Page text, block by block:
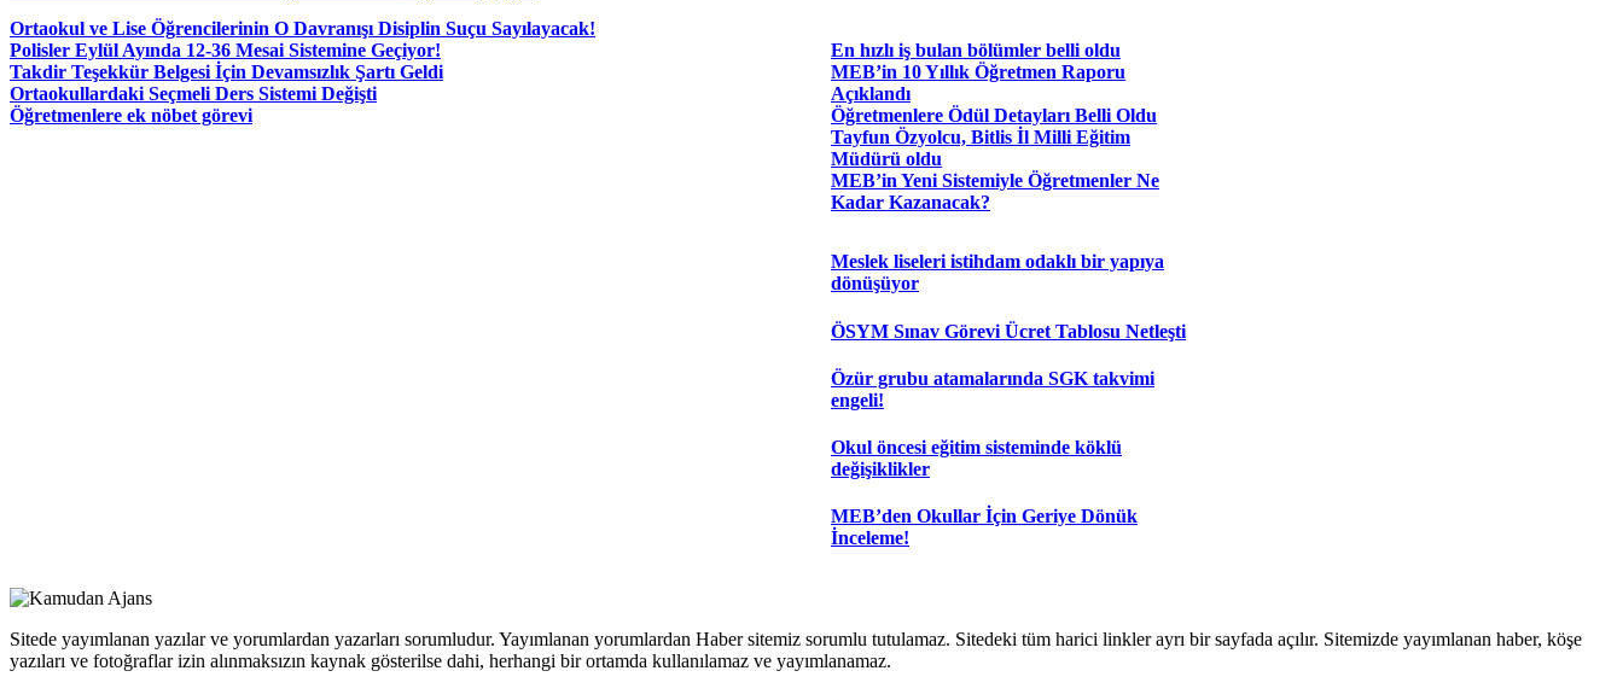
Ortaokul ve Lise Öğrencilerinin O Davranışı Disiplin Suçu Sayılayacak!
Polisler Eylül Ayında 12-36 Mesai Sistemine Geçiyor!
Takdir Teşekkür Belgesi İçin Devamsızlık Şartı Geldi
Ortaokullardaki Seçmeli Ders Sistemi Değişti
Öğretmenlere ek nöbet görevi
En hızlı iş bulan bölümler belli oldu
MEB’in 10 Yıllık Öğretmen Raporu
Açıklandı
Öğretmenlere Ödül Detayları Belli Oldu
Tayfun Özyolcu, Bitlis İl Milli Eğitim
Müdürü oldu
MEB’in Yeni Sistemiyle Öğretmenler Ne
Kadar Kazanacak?
Meslek liseleri istihdam odaklı bir yapıya
dönüşüyor
ÖSYM Sınav Görevi Ücret Tablosu Netleşti
Özür grubu atamalarında SGK takvimi
engeli!
Okul öncesi eğitim sisteminde köklü
değişiklikler
MEB’den Okullar İçin Geriye Dönük
İnceleme!
Sitede yayımlanan yazılar ve yorumlardan yazarları sorumludur. Yayımlanan yorumlardan Haber sitemiz sorumlu tutulamaz. Sitedeki tüm harici linkler ayrı bir sayfada açılır. Sitemizde yayımlanan haber, köşe
yazıları ve fotoğraflar izin alınmaksızın kaynak gösterilse dahi, herhangi bir ortamda kullanılamaz ve yayımlanamaz.